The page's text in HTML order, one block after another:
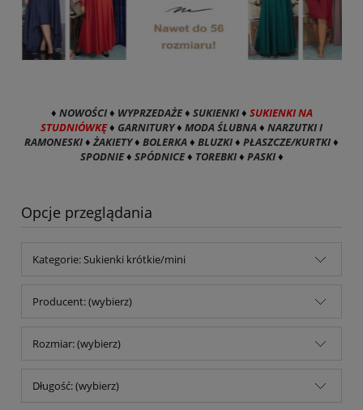
♦ NOWOŚCI♦ WYPRZEDAŻE♦ SUKIENKI♦ SUKIENKI NA
STUDNIÓWKĘ♦ GARNITURY♦ MODA ŚLUBNA♦ NARZUTKI I
RAMONESKI♦ŻAKIETY♦ BOLERKA♦ BLUZKI♦ PŁASZCZE/KURTKI♦
SPODNIE♦ SPÓDNICE♦ TOREBKI♦ PASKI♦
Opcje przeglądania
Kategorie: Sukienki krótkie/mini
Producent: (wybierz)
Rozmiar: (wybierz)
Długość: (wybierz)